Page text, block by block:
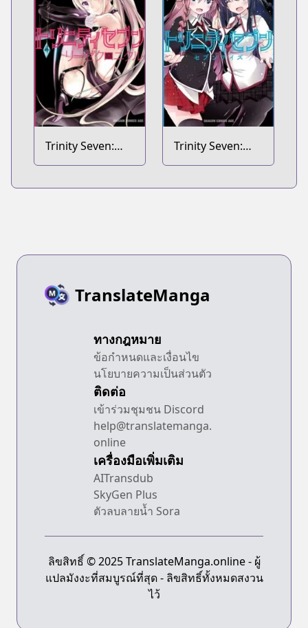
Trinity Seven:
Liese Chronicle
Trinity Seven:
Seven Days
TranslateManga
ทางกฎหมาย
ข้อกำหนดและเงื่อนไข
นโยบายความเป็นส่วนตัว
ติดต่อ
เข้าร่วมชุมชน Discord
help@translatemanga.
online
เครื่องมือเพิ่มเติม
AITransdub
SkyGen Plus
ตัวลบลายน้ำ Sora
ลิขสิทธิ์ © 2025 TranslateManga.online - ผู้
แปลมังงะที่สมบูรณ์ที่สุด - ลิขสิทธิ์ทั้งหมดสงวน
ไว้